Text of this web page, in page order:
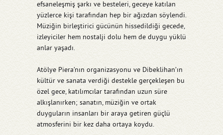
efsaneleşmiş şarkı ve besteleri, geceye katılan
yüzlerce kişi tarafından hep bir ağızdan söylendi.
Müziğin birleştirici gücünün hissedildiği gecede,
izleyiciler hem nostalji dolu hem de duygu yüklü
anlar yaşadı.
Atölye Piera’nın organizasyonu ve Dibeklihan’ın
kültür ve sanata verdiği destekle gerçekleşen bu
özel gece, katılımcılar tarafından uzun süre
alkışlanırken; sanatın, müziğin ve ortak
duyguların insanları bir araya getiren güçlü
atmosferini bir kez daha ortaya koydu.